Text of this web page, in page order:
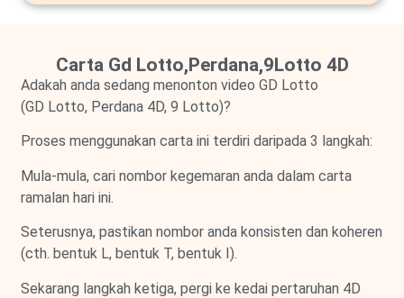
Carta Gd Lotto,Perdana,9Lotto 4D
Adakah anda sedang menonton video GD Lotto
(GD Lotto, Perdana 4D, 9 Lotto)?
Proses menggunakan carta ini terdiri daripada 3 langkah:
Mula-mula, cari nombor kegemaran anda dalam carta
ramalan hari ini.
Seterusnya, pastikan nombor anda konsisten dan koheren
(cth. bentuk L, bentuk T, bentuk I).
Sekarang langkah ketiga, pergi ke kedai pertaruhan 4D